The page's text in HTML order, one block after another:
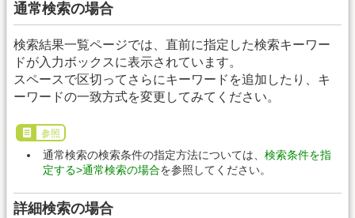
通常検索の場合
検索結果一覧ページでは、直前に指定した検索キーワー
ドが入力ボックスに表示されています。
スペースで区切ってさらにキーワードを追加したり、キ
ーワードの一致方式を変更してみてください。
参照
通常検索の検索条件の指定方法については、 検索条件を指
定する>通常検索の場合を参照してください。
詳細検索の場合